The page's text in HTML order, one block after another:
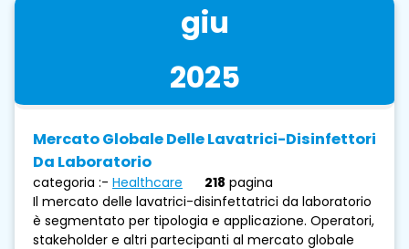
giu
2025
Mercato Globale Delle Lavatrici-Disinfettori
Da Laboratorio
categoria :- Healthcare 218 pagina
Il mercato delle lavatrici-disinfettatrici da laboratorio
è segmentato per tipologia e applicazione. Operatori,
stakeholder e altri partecipanti al mercato globale